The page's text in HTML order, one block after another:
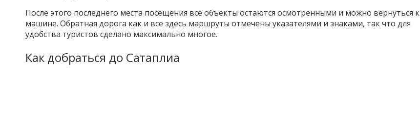
После этого последнего места посещения все объекты остаются осмотренными и можно вернуться к
машине. Обратная дорога как и все здесь маршруты отмечены указателями и знаками, так что для
удобства туристов сделано максимально многое.
Как добраться до Сатаплиа